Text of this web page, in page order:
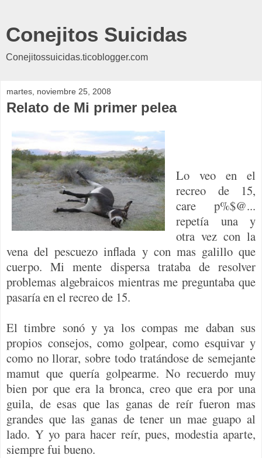
Conejitos Suicidas
Conejitossuicidas.ticoblogger.com
martes, noviembre 25, 2008
Relato de Mi primer pelea
Lo veo en el
recreo de 15,
care p%$@...
repetía una y
otra vez con la
vena del pescuezo inflada y con mas galillo que
cuerpo. Mi mente dispersa trataba de resolver
problemas algebraicos mientras me preguntaba que
pasaría en el recreo de 15.
El timbre sonó y ya los compas me daban sus
propios consejos, como golpear, como esquivar y
como no llorar, sobre todo tratándose de semejante
mamut que quería golpearme. No recuerdo muy
bien por que era la bronca, creo que era por una
guila, de esas que las ganas de reír fueron mas
grandes que las ganas de tener un mae guapo al
lado. Y yo para hacer reír, pues, modestia aparte,
siempre fui bueno.